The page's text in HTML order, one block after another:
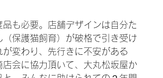
も必要。店舗デザインは自分た
保護猫飼育）が破格で引き受け
変わり、先行きに不安がある
会に協力頂いて、大丸松坂屋か